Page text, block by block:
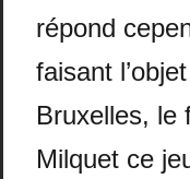
répond
faisant
Bruxelles, le
Milquet ce